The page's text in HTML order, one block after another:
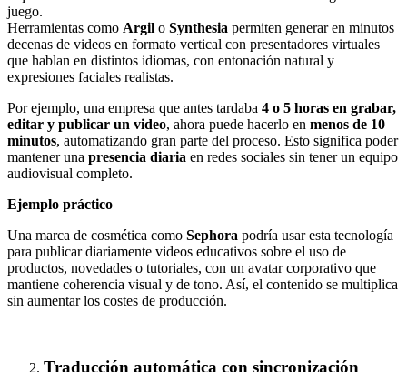
juego.
Herramientas como Argil o Synthesia permiten generar en minutos
decenas de videos en formato vertical con presentadores virtuales
que hablan en distintos idiomas, con entonación natural y
expresiones faciales realistas.
Por ejemplo, una empresa que antes tardaba 4 o 5 horas en grabar,
editar y publicar un video, ahora puede hacerlo en menos de 10
minutos, automatizando gran parte del proceso. Esto significa poder
mantener una presencia diaria en redes sociales sin tener un equipo
audiovisual completo.
Ejemplo práctico
Una marca de cosmética como Sephora podría usar esta tecnología
para publicar diariamente videos educativos sobre el uso de
productos, novedades o tutoriales, con un avatar corporativo que
mantiene coherencia visual y de tono. Así, el contenido se multiplica
sin aumentar los costes de producción.
Traducción automática con sincronización